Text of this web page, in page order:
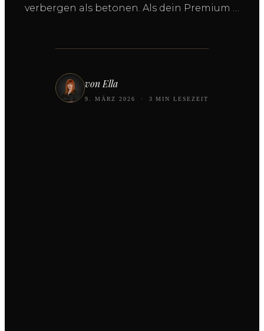
verbergen als betonen. Als dein Premium …
von Ella
9. MÄRZ 2026 · 3 MIN LESEZEIT